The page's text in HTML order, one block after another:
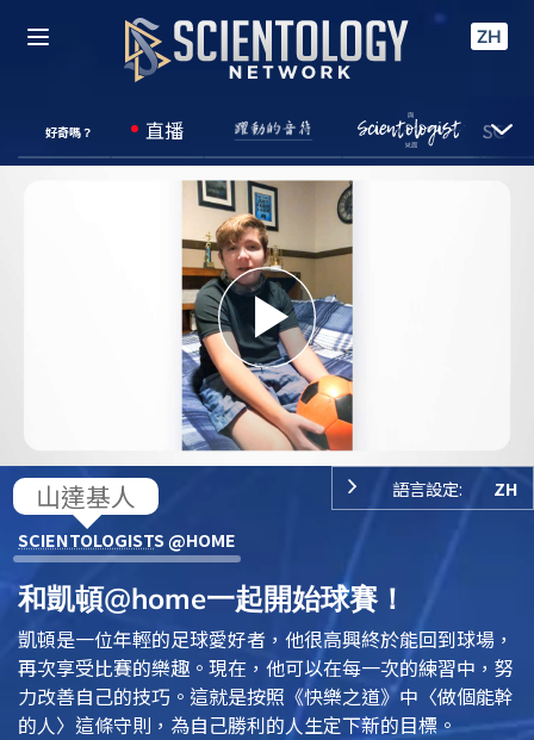
ZH
好奇嗎？ 直播
Play
Video
語言設定: ZH
SCIENTOLOGISTS @HOME
和凱頓@home一起開始球賽！
凱頓是一位年輕的足球愛好者，他很高興終於能回到球場，
再次享受比賽的樂趣。現在，他可以在每一次的練習中，努
力改善自己的技巧。這就是按照 《快樂之道》中〈做個能幹
的人〉這條守則，為自己勝利的人生定下新的目標。